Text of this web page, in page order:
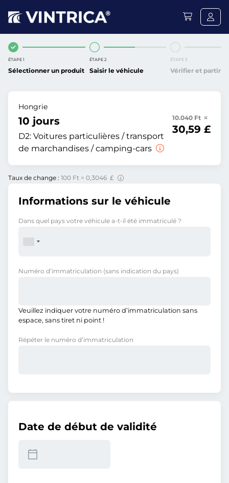
ÉTAPE 1
Sélectionner un produit
ÉTAPE 2
Saisir le véhicule
ÉTAPE 3
Vérifier et partir
Hongrie
10 jours
D2: Voitures particulières / transport
de marchandises / camping-cars
10.040 Ft =
30,59 £
Taux de change : 100 Ft = 0,3046 £
Informations sur le véhicule
Dans quel pays votre véhicule a-t-il été immatriculé ?
Numéro d’immatriculation (sans indication du pays)
Veuillez indiquer votre numéro d’immatriculation sans
espace, sans tiret ni point !
Répéter le numéro d’immatriculation
Date de début de validité